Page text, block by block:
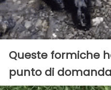
Queste formiche
punto di